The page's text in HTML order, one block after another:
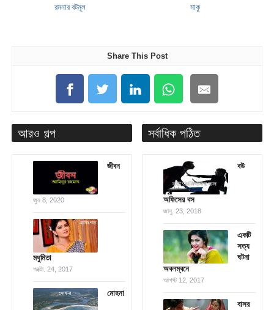
রমনার বটমূল মাকু
Share This Post
আরও গল্প
জীবন
জুন 8, 2020
মধুমিতা
অক্টো. 24, 2017
মোহনা
সর্বাধিক পঠিত
বউ
অফিসের বস
জানু. 23, 2018
একটি
সত্য
ঘটনা
অবলম্বনে
আগস্ট 12, 2017
বাসর